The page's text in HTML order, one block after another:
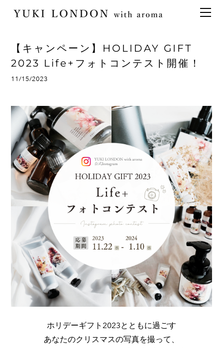
【キャンペーン】HOLIDAY GIFT
2023 Life+フォトコンテスト開催！
11/15/2023
ホリデーギフト2023とともに過ごす
あなたのクリスマスの写真を撮って、
最新情報
メディア情報
イベント情報
アロマイベント／講習会
イベント
天然アロマ講座
アロマ空間デザイン
アロマ空間導入の目的・メリット
お問い合わせ
香りの定期便
オリジナル商品
精油56種
グッズ基材
名入れギフト
特別なギフトセレクション
アロマコラム